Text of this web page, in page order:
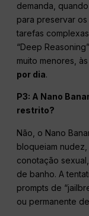
demanda,
para preservar os
tarefas
“Deep
muito menores,
por dia.
P3: A Nano
restrito?
Não, o Nano
bloqueiam
conotação
de banho. A
prompts de
ou permanente